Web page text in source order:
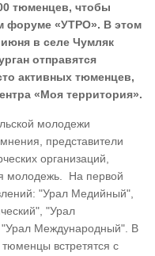
тюменцев, чтобы
форуме «УТРО». В этом
в селе Чумляк
отправятся
активных тюменцев,
«Моя территория».
молодежи
представители
организаций,
молодежь. На первой
"Урал Медийный",
"Урал
"Урал Международный". В
встретятся с